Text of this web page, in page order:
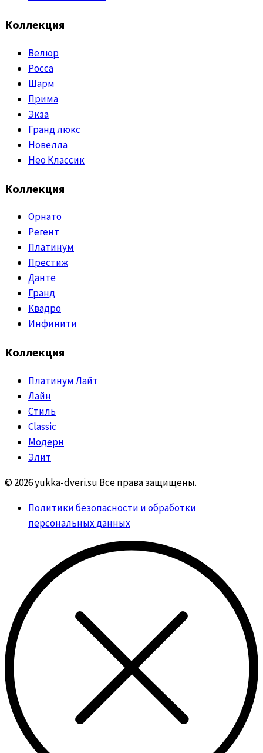
Коллекция
Велюр
Росса
Шарм
Прима
Экза
Гранд люкс
Новелла
Нео Классик
Коллекция
Орнато
Регент
Платинум
Престиж
Данте
Гранд
Квадро
Инфинити
Коллекция
Платинум Лайт
Лайн
Стиль
Classic
Модерн
Элит
© 2026 yukka-dveri.su Все права защищены.
Политики безопасности и обработки
персональных данных